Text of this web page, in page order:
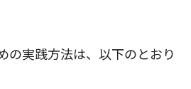
の実践方法は、以下のとおり